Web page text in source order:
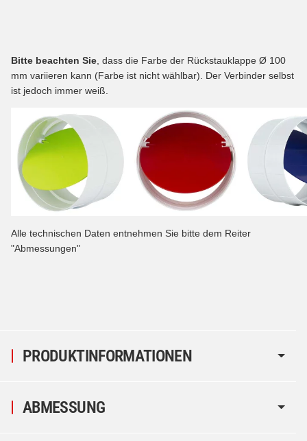
PRODUKTINFORMATIONEN
Bitte beachten Sie dass die Farbe der Rückstauklappe Ø 100
mm variieren kann (Farbe ist nicht wählbar). Der Verbinder selbst
ist jedoch immer weiß.
Alle technischen Daten entnehmen Sie bitte dem Reiter
"Abmessungen"
ABMESSUNG